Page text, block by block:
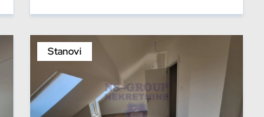
Stanovi